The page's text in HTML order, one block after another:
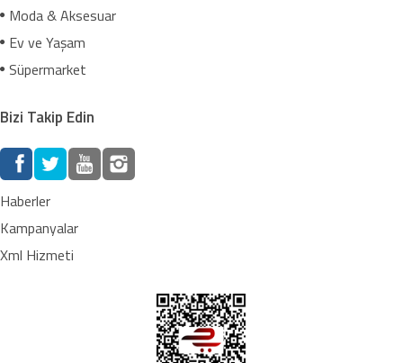
Moda & Aksesuar
Ev ve Yaşam
Süpermarket
Bizi Takip Edin
Haberler
Kampanyalar
Xml Hizmeti